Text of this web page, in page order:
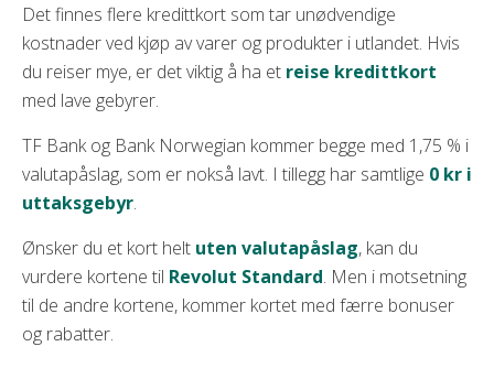
Det finnes flere kredittkort som tar unødvendige
kostnader ved kjøp av varer og produkter i utlandet. Hvis
du reiser mye, er det viktig å ha et reise kredittkort
med lave gebyrer.
TF Bank og Bank Norwegian kommer begge med 1,75 % i
valutapåslag, som er nokså lavt. I tillegg har samtlige 0 kr i
uttaksgebyr.
Ønsker du et kort helt uten valutapåslag, kan du
vurdere kortene til Revolut Standard. Men i motsetning
til de andre kortene, kommer kortet med færre bonuser
og rabatter.